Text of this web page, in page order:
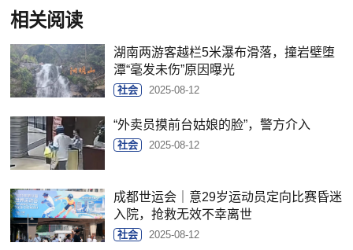
相关阅读
湖南两游客越栏5米瀑布滑落，撞岩壁堕
潭“毫发未伤”原因曝光
社会 2025-08-12
“外卖员摸前台姑娘的脸”，警方介入
社会 2025-08-12
成都世运会｜意29岁运动员定向比赛昏迷
入院，抢救无效不幸离世
社会 2025-08-12